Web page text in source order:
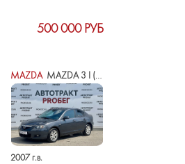
500 000 РУБ
MAZDAMAZDA 3 I (BK) РЕСТАЙЛИНГ
2007 г.в.